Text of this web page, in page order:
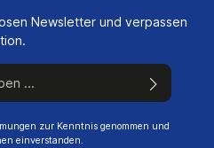
Newsletter und verpassen
zur Kenntnis genommen und
einverstanden.